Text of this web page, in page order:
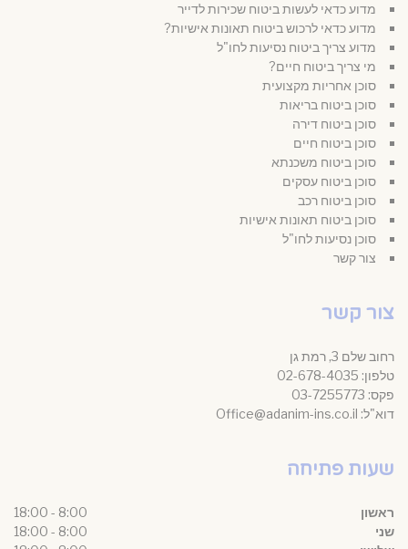
מדוע כדאי לעשות ביטוח שכירות לדייר
מדוע כדאי לרכוש ביטוח תאונות אישיות?
מדוע צריך ביטוח נסיעות לחו"ל
מי צריך ביטוח חיים?
סוכן אחריות מקצועית
סוכן ביטוח בריאות
סוכן ביטוח דירה
סוכן ביטוח חיים
סוכן ביטוח משכנתא
סוכן ביטוח עסקים
סוכן ביטוח רכב
סוכן ביטוח תאונות אישיות
סוכן נסיעות לחו"ל
צור קשר
צור קשר
רחוב שלם 3, רמת גן
טלפון: 02-678-4035
פקס: 03-7255773
דוא"ל: Office@adanim-ins.co.il
שעות פתיחה
ראשון
8:00 - 18:00
שני
8:00 - 18:00